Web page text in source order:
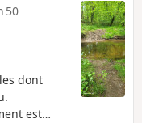
50
dont
est